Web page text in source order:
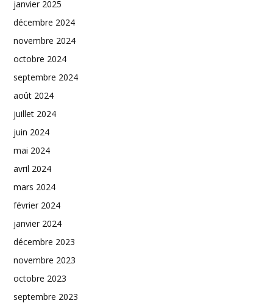
janvier 2025
décembre 2024
novembre 2024
octobre 2024
septembre 2024
août 2024
juillet 2024
juin 2024
mai 2024
avril 2024
mars 2024
février 2024
janvier 2024
décembre 2023
novembre 2023
octobre 2023
septembre 2023